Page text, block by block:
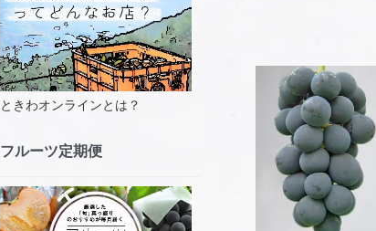
ときわオンラインとは？
フルーツ定期便